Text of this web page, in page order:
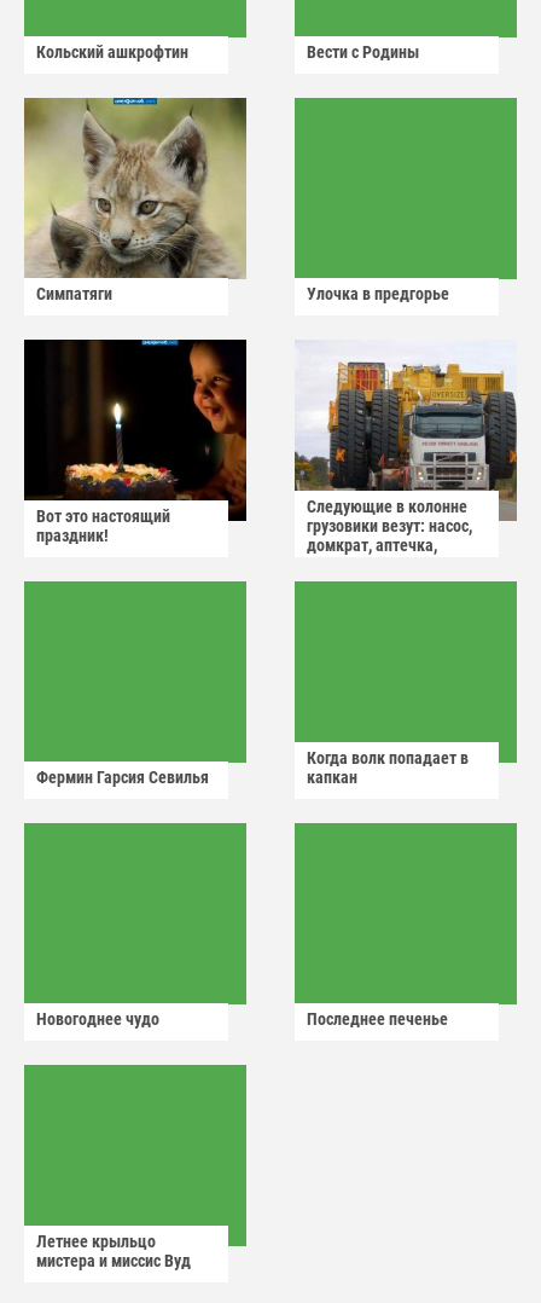
Кольский ашкрофтин Вести с Родины
Симпатяги Улочка в предгорье
Вот это настоящий
праздник!
Следующие в колонне
грузовики везут: насос,
домкрат, аптечка,
Фермин Гарсия Севилья
Когда волк попадает в
капкан
Новогоднее чудо Последнее печенье
Летнее крыльцо
мистера и миссис Вуд